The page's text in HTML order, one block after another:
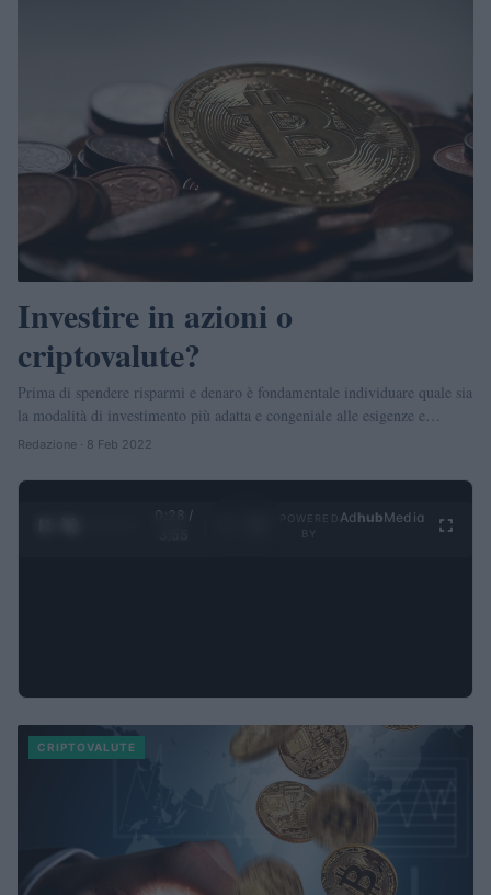
Investire in azioni o
criptovalute?
Prima di spendere risparmi e denaro è fondamentale individuare quale sia
la modalità di investimento più adatta e congeniale alle esigenze e…
Redazione · 8 Feb 2022
0:28 /
Ad hubMedia
CRIPTOVALUTE